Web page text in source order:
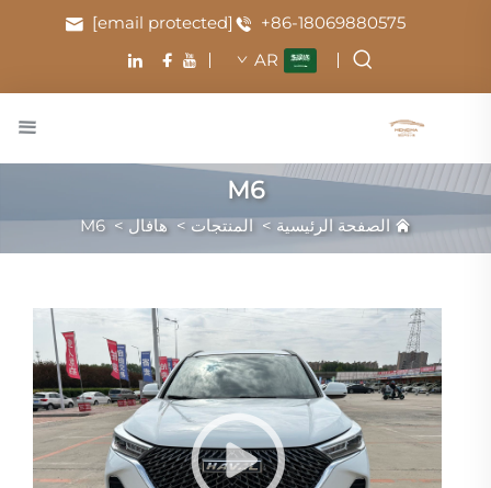
+86-18069880575
[email protected]
AR
M6
الصفحة الرئيسية > المنتجات >هافال>
M6